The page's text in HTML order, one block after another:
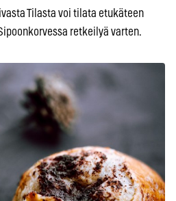
Tilasta voi tilata etukäteen
retkeilyä varten.